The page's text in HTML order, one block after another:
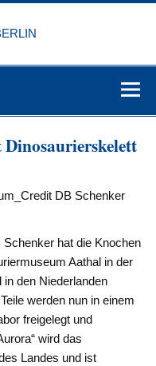
DB Schenker
hat die Knochen
Aathal in der
den Niederlanden
werden nun in einem
freigelegt und
wird das
Landes und ist